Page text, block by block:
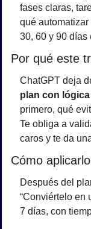
fases claras,
qué
30, 60 y 90 días
Por qué este
plan con
primero, qué
Te obliga a
caros y te da
Cómo
Después del
“Conviértelo en
7 días, con